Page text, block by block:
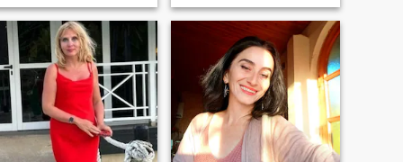
bereit, ihnen
zu bieten. Ich
finde Inspiration in der
Kunst, der Natur und
Menschen.
Meine Natur ist eine
aus Träumerei
der Fähigkeit, Schönheit
meiner Umgebung zu
Ich suche
der auch weiß,
man die Schönheit in den